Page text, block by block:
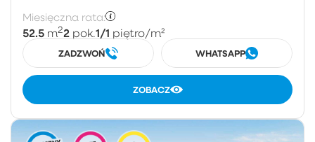
Miesięczna rata:
52.5 m22 pok.1/1 piętro/m²
ZADZWOŃ WHATSAPP
ZOBACZ